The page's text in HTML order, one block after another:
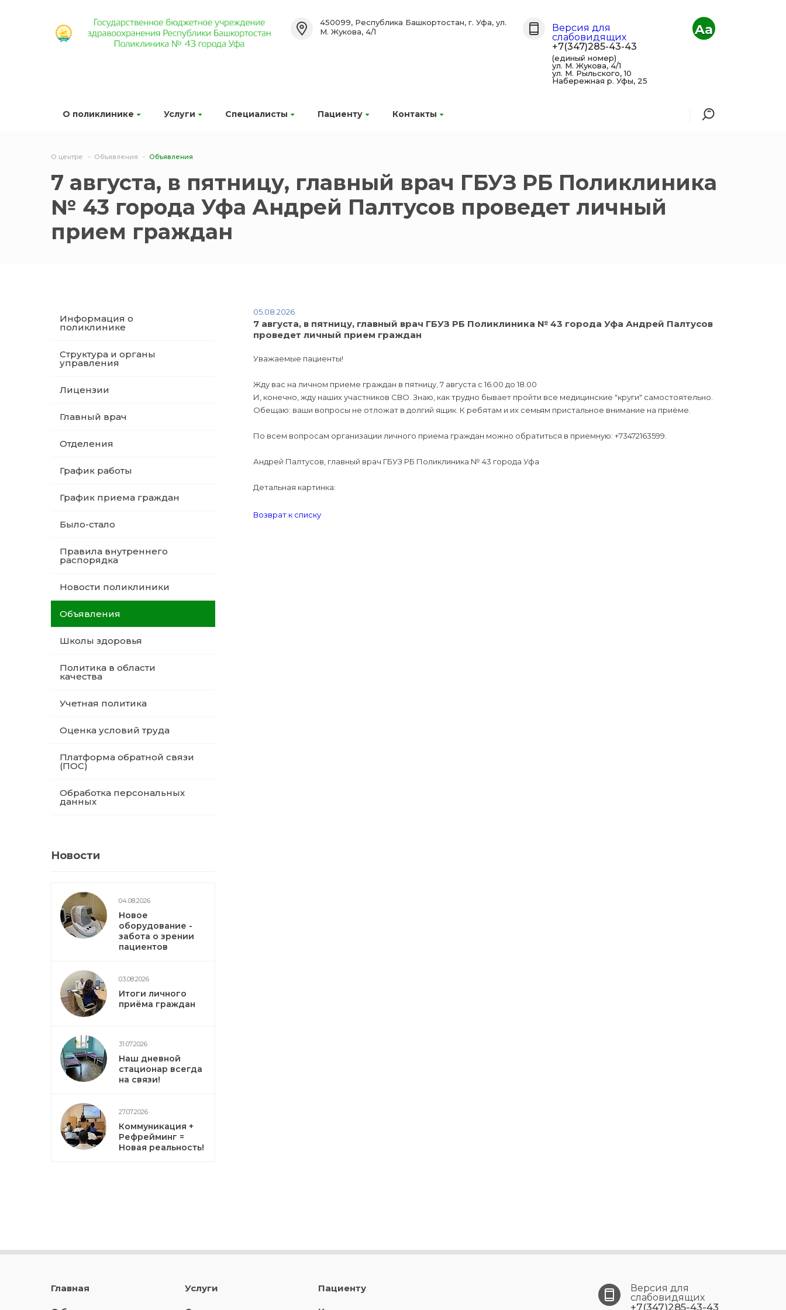
О поликлинике Услуги Специалисты Пациенту Контакты
450099, Республика Башкортостан, г. Уфа, ул.
М. Жукова, 4/1
Версия для
слабовидящих
+7(347)285-43-43
(единый номер)
ул. М. Жукова, 4/1
ул. М. Рыльского, 10
Набережная р. Уфы, 25
Aa
О центре Объявления Объявления
7 августа, в пятницу, главный врач ГБУЗ РБ Поликлиника
№ 43 города Уфа Андрей Палтусов проведет личный
прием граждан
Информация о
поликлинике
Структура и органы
управления
Лицензии
Главный врач
Отделения
График работы
График приема граждан
Было-стало
Правила внутреннего
распорядка
Новости поликлиники
Объявления
Школы здоровья
Политика в области
качества
Учетная политика
Оценка условий труда
Платформа обратной связи
(ПОС)
Обработка персональных
данных
Новости
04.08.2026
Новое
оборудование -
забота о зрении
пациентов
03.08.2026
Итоги личного
приёма граждан
31.07.2026
Наш дневной
стационар всегда
на связи!
27.07.2026
Коммуникация +
Рефрейминг =
Новая реальность!
05.08.2026
7 августа, в пятницу, главный врач ГБУЗ РБ Поликлиника № 43 города Уфа Андрей Палтусов
проведет личный прием граждан
Уважаемые пациенты!
Жду вас на личном приеме граждан в пятницу, 7 августа с 16.00 до 18.00
И, конечно, жду наших участников СВО. Знаю, как трудно бывает пройти все медицинские "круги" самостоятельно.
Обещаю: ваши вопросы не отложат в долгий ящик. К ребятам и их семьям пристальное внимание на приёме.
По всем вопросам организации личного приема граждан можно обратиться в приемную: +73472163599.
Андрей Палтусов, главный врач ГБУЗ РБ Поликлиника № 43 города Уфа
Детальная картинка:
Возврат к списку
Главная Услуги Пациенту
Версия для
слабовидящих
+7(347)285-43-43